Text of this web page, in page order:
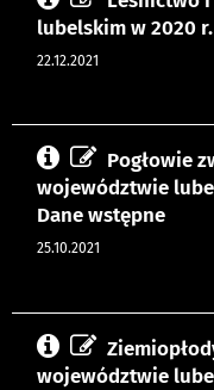
lubelskim w 2020 r.
22.12.2021
Pogłowie
województwie
Dane wstępne
25.10.2021
województwie